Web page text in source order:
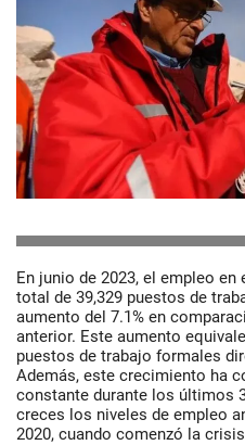
En junio de 2023, el empleo
total de 39,329 puestos de
aumento del 7.1% en
anterior. Este aumento
puestos de trabajo formales
Además, este crecimiento ha
constante durante los últimos
creces los niveles de empleo
2020, cuando comenzó la